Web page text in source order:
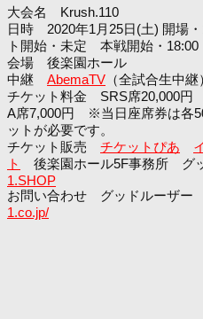
大会名 Krush.110
日時 2020年1月25日(土) 開場
ト開始・未定 本戦開始・18:00
会場 後楽園ホール
中継 AbemaTV （全試合生中
チケット料金 SRS席20,000
A席7,000円 ※当日座席券は各
ットが必要です。
チケット販売 チケットぴあ
ト
後楽園ホール5F事務所 グ
1.SHOP
お問い合わせ グッドルーザ
1.co.jp/